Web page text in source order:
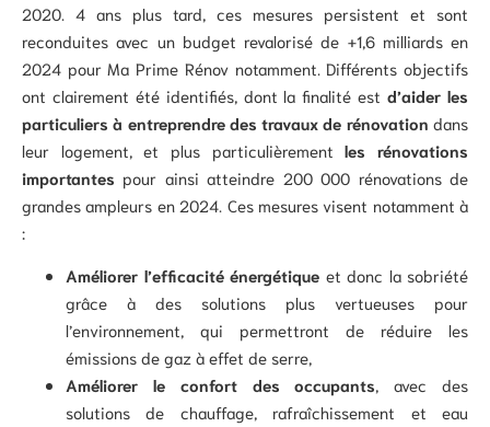
2020. 4 ans plus tard, ces mesures persistent et sont
reconduites avec un budget revalorisé de +1,6 milliards en
2024 pour Ma Prime Rénov notamment. Différents objectifs
ont clairement été identifiés, dont la finalité estd’aider les
particuliers à entreprendre des travaux de rénovation dans
leur logement, et plus particulièrement les rénovations
importantes pour ainsi atteindre 200 000 rénovations de
grandes ampleurs en 2024. Ces mesures visent notamment à
:
Améliorer l’efficacité énergétique et donc la sobriété
grâce à des solutions plus vertueuses pour
l’environnement, qui permettront de réduire les
émissions de gaz à effet de serre,
Améliorer le confort des occupants, avec des
solutions de chauffage, rafraîchissement et eau